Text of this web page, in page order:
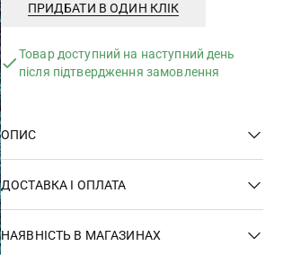
ПРИДБАТИ В ОДИН КЛІК
Товар доступний на наступний день
після підтвердження замовлення
ОПИС
ДОСТАВКА І ОПЛАТА
НАЯВНІСТЬ В МАГАЗИНАХ